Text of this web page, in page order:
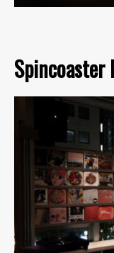
Spincoaster